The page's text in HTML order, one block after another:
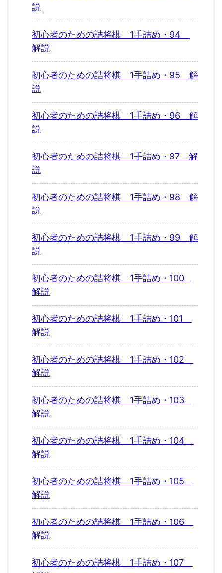
説
初心者のための詰将棋 1手詰め・94
解説
初心者のための詰将棋 1手詰め・95 解
説
初心者のための詰将棋 1手詰め・96 解
説
初心者のための詰将棋 1手詰め・97 解
説
初心者のための詰将棋 1手詰め・98 解
説
初心者のための詰将棋 1手詰め・99 解
説
初心者のための詰将棋 1手詰め・100
解説
初心者のための詰将棋 1手詰め・101
解説
初心者のための詰将棋 1手詰め・102
解説
初心者のための詰将棋 1手詰め・103
解説
初心者のための詰将棋 1手詰め・104
解説
初心者のための詰将棋 1手詰め・105
解説
初心者のための詰将棋 1手詰め・106
解説
初心者のための詰将棋 1手詰め・107